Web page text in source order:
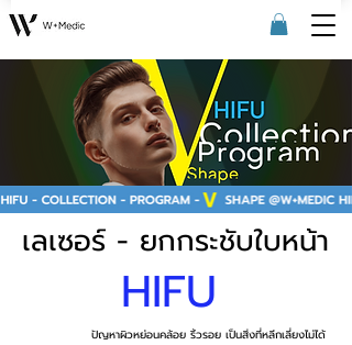
เลเซอร์ - ยกกระชับใบหน้า
HIFU
ปัญหาผิวหย่อนคล้อย ริ้วรอย เป็นสิ่งที่หลีกเลี่ยงไม่ได้